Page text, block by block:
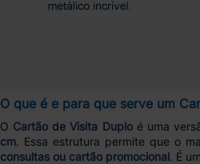
O que é e para que serve um
O Cartão de Visita Duploé uma
cm. Essa estrutura permite que o
consultas ou cartão promocional. É